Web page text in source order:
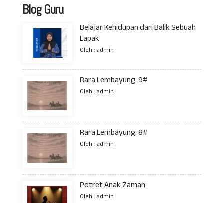
Blog Guru
Belajar Kehidupan dari Balik Sebuah
Lapak
Oleh : admin
Rara Lembayung. 9#
Oleh : admin
Rara Lembayung. 8#
Oleh : admin
Potret Anak Zaman
Oleh : admin